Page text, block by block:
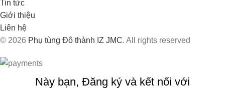
Tin tức
Giới thiệu
Liên hệ
© 2026 Phụ tùng Đô thành IZ JMC. All rights reserved
Này bạn, Đăng ký và kết nối với